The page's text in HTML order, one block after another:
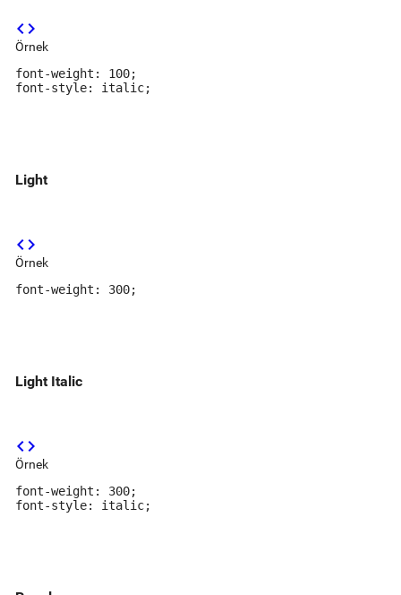
code
Örnek
font-weight: 100;
font-style: italic;
Light
code
Örnek
font-weight: 300;
Light Italic
code
Örnek
font-weight: 300;
font-style: italic;